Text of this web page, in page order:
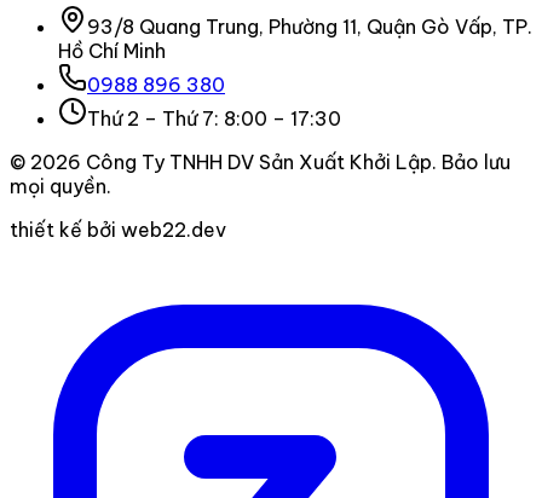
93/8 Quang Trung, Phường 11, Quận Gò Vấp, TP.
Hồ Chí Minh
0988 896 380
Thứ 2 – Thứ 7: 8:00 – 17:30
© 2026 Công Ty TNHH DV Sản Xuất Khởi Lập. Bảo lưu
mọi quyền.
thiết kế bởi web22.dev